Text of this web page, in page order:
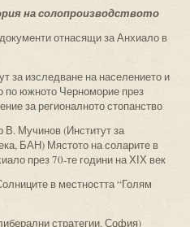
на солопроизводството
отнасящи за Анхиало в
за изследване на населението и
по южното Черноморие през
за регионалното стопанство
В. Мучинов (Институт за
БАН) Мястото на соларите в
през 70-те години на ХІХ век
в местността “Голям
стратегии, София)